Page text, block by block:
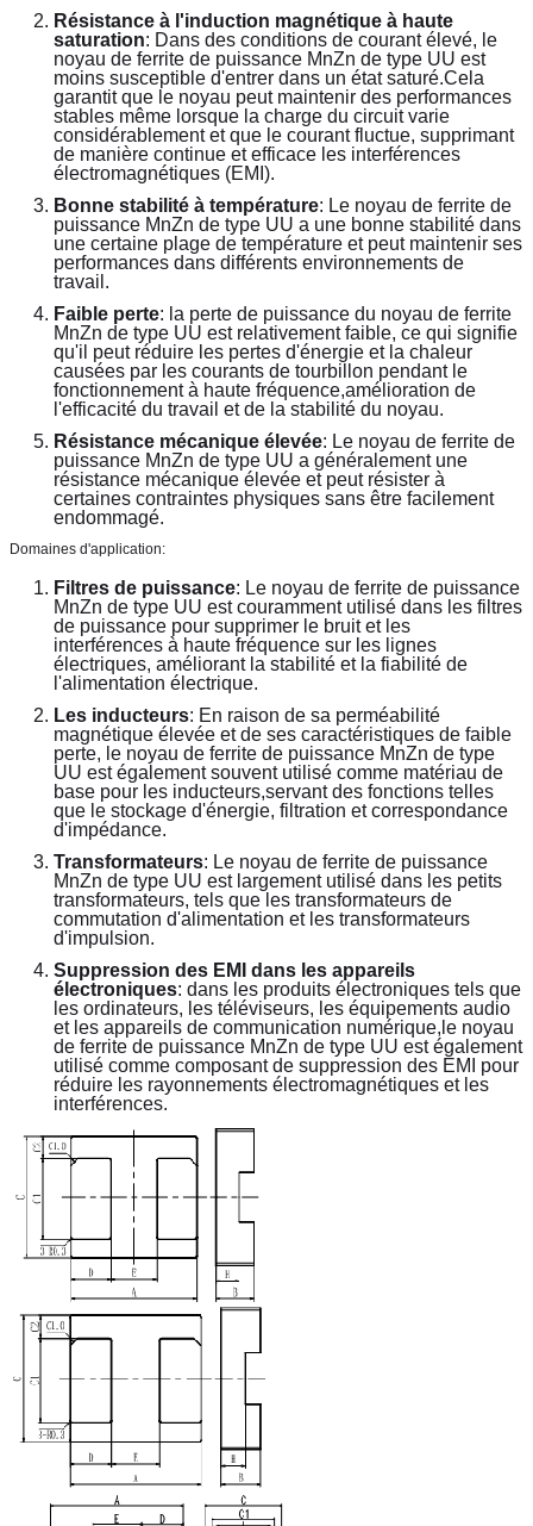
Résistance à l'induction magnétique à haute
saturation: Dans des conditions de courant élevé, le
noyau de ferrite de puissance MnZn de type UU est
moins susceptible d'entrer dans un état saturé.Cela
garantit que le noyau peut maintenir des performances
stables même lorsque la charge du circuit varie
considérablement et que le courant fluctue, supprimant
de manière continue et efficace les interférences
électromagnétiques (EMI).
Bonne stabilité à température: Le noyau de ferrite de
puissance MnZn de type UU a une bonne stabilité dans
une certaine plage de température et peut maintenir ses
performances dans différents environnements de
travail.
Faible perte: la perte de puissance du noyau de ferrite
MnZn de type UU est relativement faible, ce qui signifie
qu'il peut réduire les pertes d'énergie et la chaleur
causées par les courants de tourbillon pendant le
fonctionnement à haute fréquence,amélioration de
l'efficacité du travail et de la stabilité du noyau.
Résistance mécanique élevée: Le noyau de ferrite de
puissance MnZn de type UU a généralement une
résistance mécanique élevée et peut résister à
certaines contraintes physiques sans être facilement
endommagé.
Domaines d'application:
Filtres de puissance: Le noyau de ferrite de puissance
MnZn de type UU est couramment utilisé dans les filtres
de puissance pour supprimer le bruit et les
interférences à haute fréquence sur les lignes
électriques, améliorant la stabilité et la fiabilité de
l'alimentation électrique.
Les inducteurs: En raison de sa perméabilité
magnétique élevée et de ses caractéristiques de faible
perte, le noyau de ferrite de puissance MnZn de type
UU est également souvent utilisé comme matériau de
base pour les inducteurs,servant des fonctions telles
que le stockage d'énergie, filtration et correspondance
d'impédance.
Transformateurs: Le noyau de ferrite de puissance
MnZn de type UU est largement utilisé dans les petits
transformateurs, tels que les transformateurs de
commutation d'alimentation et les transformateurs
d'impulsion.
Suppression des EMI dans les appareils
électroniques: dans les produits électroniques tels que
les ordinateurs, les téléviseurs, les équipements audio
et les appareils de communication numérique,le noyau
de ferrite de puissance MnZn de type UU est également
utilisé comme composant de suppression des EMI pour
réduire les rayonnements électromagnétiques et les
interférences.